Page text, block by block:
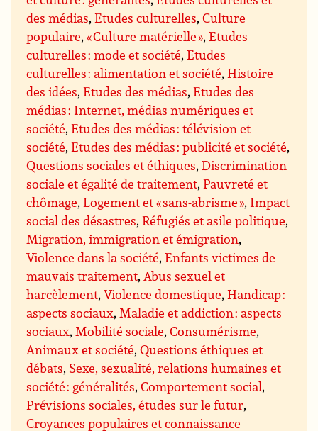
des médias,Etudes culturelles,Culture
populaire,« Culture matérielle »,Etudes
culturelles : mode et société,Etudes
culturelles : alimentation et société,Histoire
des idées,Etudes des médias,Etudes des
médias : Internet, médias numériques et
société,Etudes des médias : télévision et
société,Etudes des médias : publicité et société,
Questions sociales et éthiques,Discrimination
sociale et égalité de traitement,Pauvreté et
chômage,Logement et « sans-abrisme », Impact
social des désastres,Réfugiés et asile politique,
Migration, immigration et émigration,
Violence dans la société,Enfants victimes de
mauvais traitement,Abus sexuel et
harcèlement,Violence domestique,Handicap :
aspects sociaux,Maladie et addiction : aspects
sociaux,Mobilité sociale,Consumérisme,
Animaux et société,Questions éthiques et
débats, Sexe, sexualité, relations humaines et
société : généralités,Comportement social,
Prévisions sociales, études sur le futur,
Croyances populaires et connaissance